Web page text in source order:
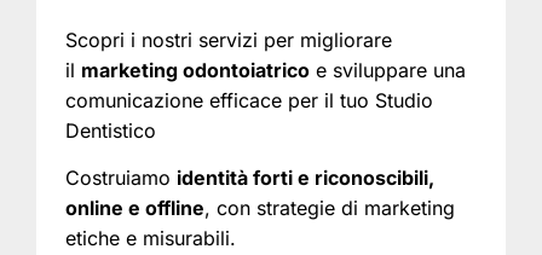
Scopri i nostri servizi per migliorare
il marketing odontoiatrico e sviluppare una
comunicazione efficace per il tuo Studio
Dentistico
Costruiamo identità forti e riconoscibili,
online e offline, con strategie di marketing
etiche e misurabili.